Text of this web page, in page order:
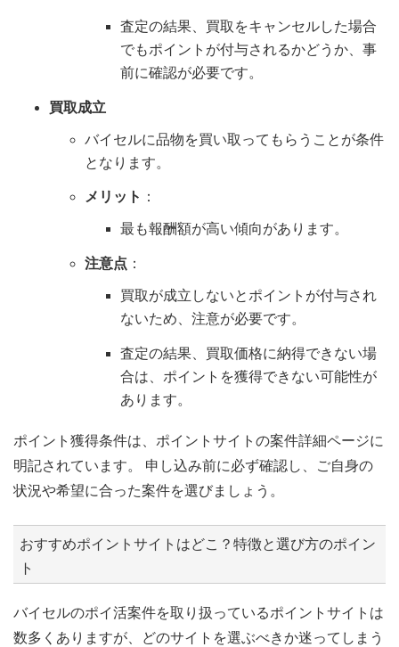
査定の結果、買取をキャンセルした場合
でもポイントが付与されるかどうか、事
前に確認が必要です。
買取成立
バイセルに品物を買い取ってもらうことが条件
となります。
メリット ：
最も報酬額が高い傾向があります。
注意点 ：
買取が成立しないとポイントが付与され
ないため、注意が必要です。
査定の結果、買取価格に納得できない場
合は、ポイントを獲得できない可能性が
あります。
ポイント獲得条件は、ポイントサイトの案件詳細ページに
明記されています。 申し込み前に必ず確認し、ご自身の
状況や希望に合った案件を選びましょう。
おすすめポイントサイトはどこ？特徴と選び方のポイン
ト
バイセルのポイ活案件を取り扱っているポイントサイトは
数多くありますが、どのサイトを選ぶべきか迷ってしまう